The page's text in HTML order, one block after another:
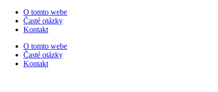
Preskočiť
obsah
O tomto webe
Časté otázky
Kontakt
O tomto webe
Časté otázky
Kontakt